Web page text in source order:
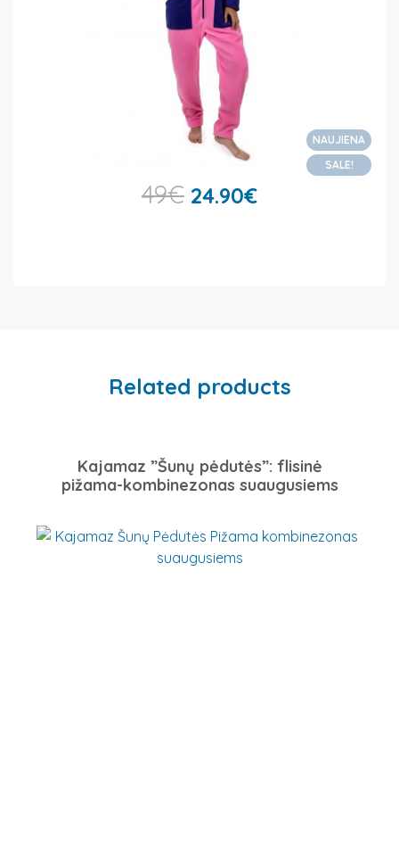
NAUJIENA
SALE!
49€ 24.90€
Related products
Kajamaz ”Šunų pėdutės”: flisinė
pižama-kombinezonas suaugusiems